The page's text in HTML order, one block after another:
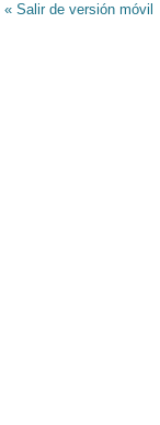
« Salir de versión móvil